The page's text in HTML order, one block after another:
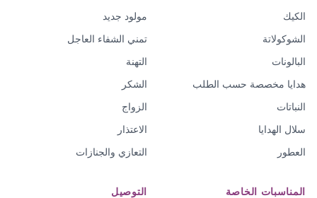
الكيك
الشوكولاتة
البالونات
هدايا مخصصة حسب الطلب
النباتات
سلال الهدايا
العطور
مولود جديد
تمني الشفاء العاجل
التهنة
الشكر
الزواج
الاعتذار
التعازي والجنازات
المناسبات الخاصة
التوصيل